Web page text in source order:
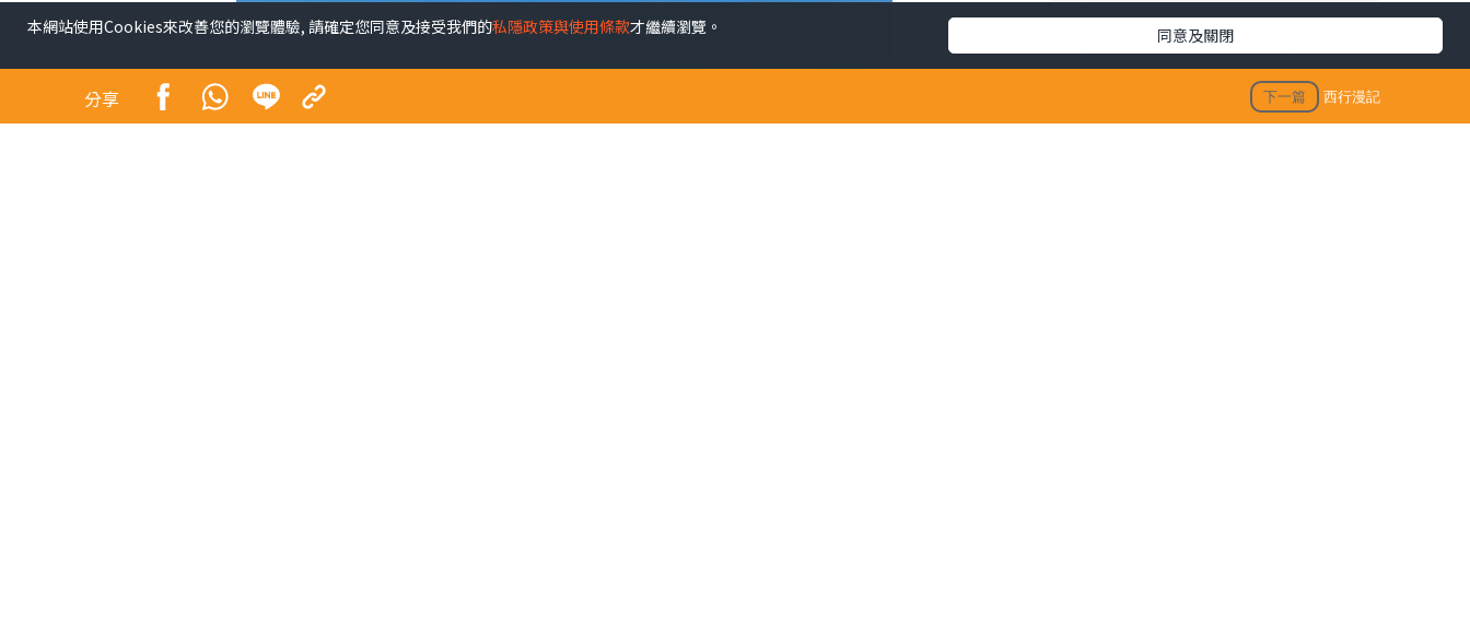
黎彼得離世｜黎彼得離世享年76歲 今年
3月已中風臥床 好友鍾志光及盧宛茵透
分享 下一篇 西行漫記
本網站使用Cookies來改善您的瀏覽體驗, 請確定您同意及接受我們的私隱政策與使用條款才繼續瀏覽。 同意及關閉